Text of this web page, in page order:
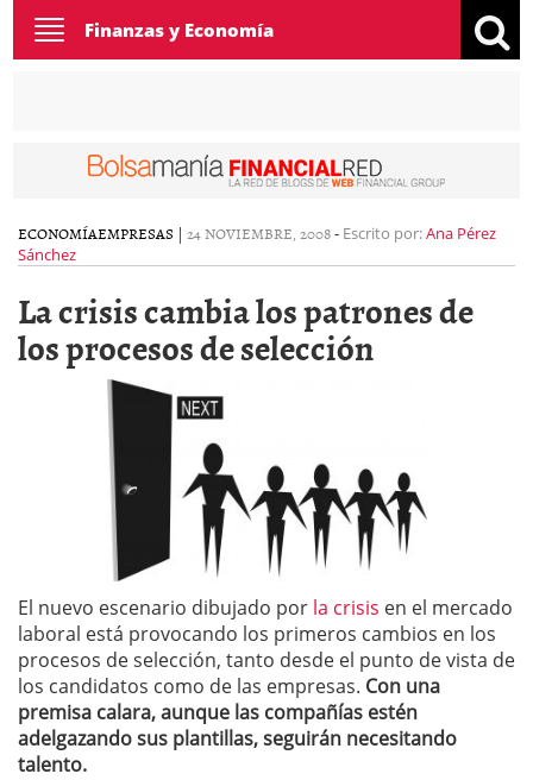
Toggle
navigation
Finanzas y Economía
ECONOMÍAEMPRESAS | 24 NOVIEMBRE, 2008- Escrito por:Ana Pérez
Sánchez
La crisis cambia los patrones de
los procesos de selección
El nuevo escenario dibujado por la crisis en el mercado
laboral está provocando los primeros cambios en los
procesos de selección, tanto desde el punto de vista de
los candidatos como de las empresas. Con una
premisa calara, aunque las compañías estén
adelgazando sus plantillas, seguirán necesitando
talento.